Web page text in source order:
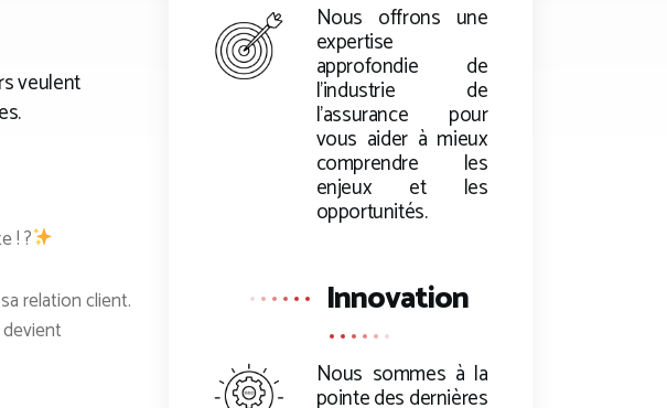
veulent
! ?
relation client.
Nous offrons une
expertise
approfondie de
l’industrie de
l’assurance pour
vous aider à mieux
comprendre les
enjeux et les
opportunités.
Innovation
Nous sommes à la
pointe des dernières